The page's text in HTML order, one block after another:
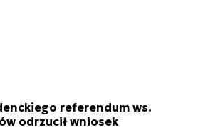
referendum ws.
odrzucił wniosek